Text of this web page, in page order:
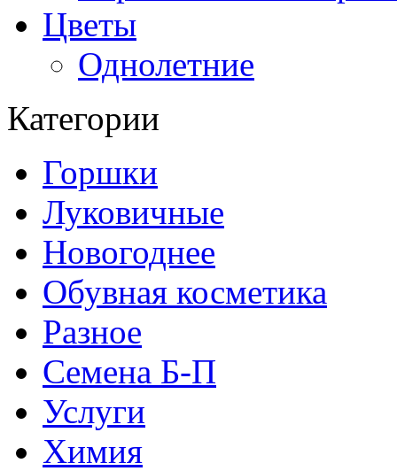
Цветы
Однолетние
Категории
Горшки
Луковичные
Новогоднее
Обувная косметика
Разное
Семена Б-П
Услуги
Химия